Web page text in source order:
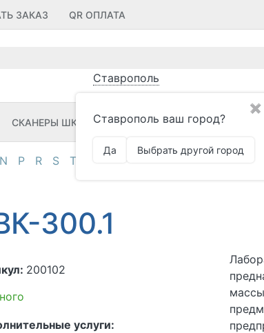
ЗАКАЗ QR ОПЛАТА
Ставрополь
✖
Ставрополь ваш город?
Да Выбрать другой город
СКАНЕРЫ ШК ПРИНТЕРЫ ШК ПО
N P R S T Z
300.1
200102
услуги: